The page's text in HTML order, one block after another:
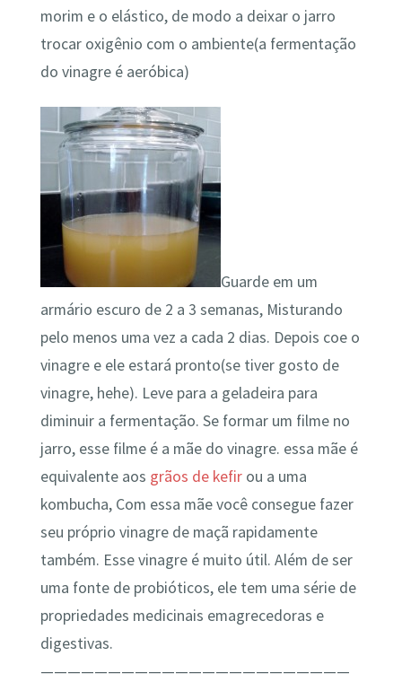
morim e o elástico, de modo a deixar o jarro
trocar oxigênio com o ambiente(a fermentação
do vinagre é aeróbica)
Guarde em um
armário escuro de 2 a 3 semanas, Misturando
pelo menos uma vez a cada 2 dias. Depois coe o
vinagre e ele estará pronto(se tiver gosto de
vinagre, hehe). Leve para a geladeira para
diminuir a fermentação. Se formar um filme no
jarro, esse filme é a mãe do vinagre. essa mãe é
equivalente aos grãos de kefirou a uma
kombucha, Com essa mãe você consegue fazer
seu próprio vinagre de maçã rapidamente
também. Esse vinagre é muito útil. Além de ser
uma fonte de probióticos, ele tem uma série de
propriedades medicinais emagrecedoras e
digestivas.
———————————————————————